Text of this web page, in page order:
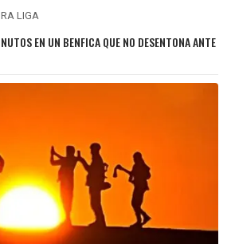
LIGA
EN UN BENFICA QUE NO DESENTONA ANTE